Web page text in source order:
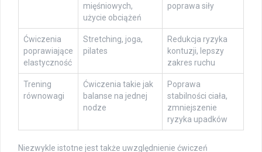
mięśniowych,
użycie obciążeń
poprawa siły
Ćwiczenia
poprawiające
elastyczność
Stretching, joga,
pilates
Redukcja ryzyka
kontuzji, lepszy
zakres ruchu
Trening
równowagi
Ćwiczenia takie jak
balanse na jednej
nodze
Poprawa
stabilności ciała,
zmniejszenie
ryzyka upadków
Niezwykle istotne jest także uwzględnienie ćwiczeń